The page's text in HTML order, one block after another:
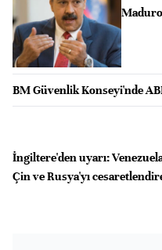
BM Güvenlik Konseyi'nde
İngiltere'den uyarı:
Çin ve Rusya'yı